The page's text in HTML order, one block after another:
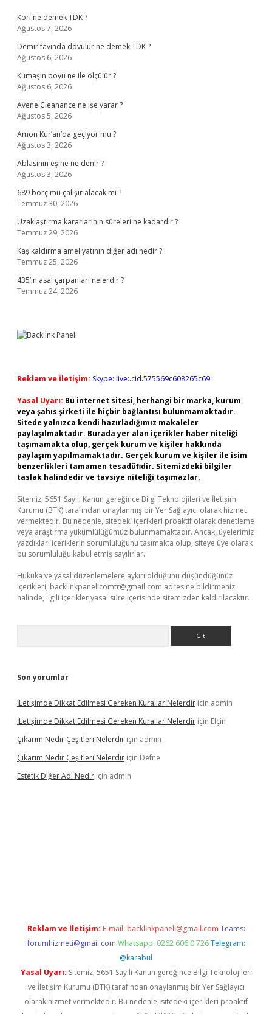
Köri ne demek TDK ?
Ağustos 7, 2026
Demir tavında dövülür ne demek TDK ?
Ağustos 6, 2026
Kumaşın boyu ne ile ölçülür ?
Ağustos 6, 2026
Avene Cleanance ne işe yarar ?
Ağustos 5, 2026
Amon Kur’an’da geçiyor mu ?
Ağustos 3, 2026
Ablasının eşine ne denir ?
Ağustos 3, 2026
689 borç mu çalişir alacak mı ?
Temmuz 30, 2026
Uzaklaştırma kararlarının süreleri ne kadardır ?
Temmuz 29, 2026
Kaş kaldırma ameliyatının diğer adı nedir ?
Temmuz 25, 2026
435’in asal çarpanları nelerdir ?
Temmuz 24, 2026
Reklam ve İletişim: Skype: live:.cid.575569c608265c69
Yasal Uyarı: Bu internet sitesi, herhangi bir marka, kurum
veya şahıs şirketi ile hiçbir bağlantısı bulunmamaktadır.
Sitede yalnızca kendi hazırladığımız makaleler
paylaşılmaktadır. Burada yer alan içerikler haber niteliği
taşımamakta olup, gerçek kurum ve kişiler hakkında
paylaşım yapılmamaktadır. Gerçek kurum ve kişiler ile isim
benzerlikleri tamamen tesadüfidir. Sitemizdeki bilgiler
taslak halindedir ve tavsiye niteliği taşımazlar.
Sitemiz, 5651 Sayılı Kanun gereğince Bilgi Teknolojileri ve İletişim
Kurumu (BTK) tarafından onaylanmış bir Yer Sağlayıcı olarak hizmet
vermektedir. Bu nedenle, sitedeki içerikleri proaktif olarak denetleme
veya araştırma yükümlülüğümüz bulunmamaktadır. Ancak, üyelerimiz
yazdıkları içeriklerin sorumluluğunu taşımakta olup, siteye üye olarak
bu sorumluluğu kabul etmiş sayılırlar.
Hukuka ve yasal düzenlemelere aykırı olduğunu düşündüğünüz
içerikleri, backlinkpanelicomtr@gmail.com adresine bildirmeniz
halinde, ilgili içerikler yasal süre içerisinde sitemizden kaldırılacaktır.
Son yorumlar
İLetişimde Dikkat Edilmesi Gereken Kurallar Nelerdir için admin
İLetişimde Dikkat Edilmesi Gereken Kurallar Nelerdir için Elçin
Çıkarım Nedir Çeşitleri Nelerdir için admin
Çıkarım Nedir Çeşitleri Nelerdir için Defne
Estetik Diğer Adı Nedir için admin
Reklam ve İletişim: E-mail: backlinkpaneli@gmail.com Teams:
forumhizmeti@gmail.com Whatsapp: 0262 606 0 726 Telegram:
@karabul
Yasal Uyarı: Sitemiz, 5651 Sayılı Kanun gereğince Bilgi Teknolojileri
ve İletişim Kurumu (BTK) tarafından onaylanmış bir Yer Sağlayıcı
olarak hizmet vermektedir. Bu nedenle, sitedeki içerikleri proaktif